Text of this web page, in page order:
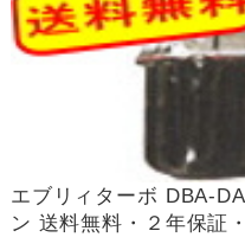
エブリィターボ DBA-
ン 送料無料・２年保証